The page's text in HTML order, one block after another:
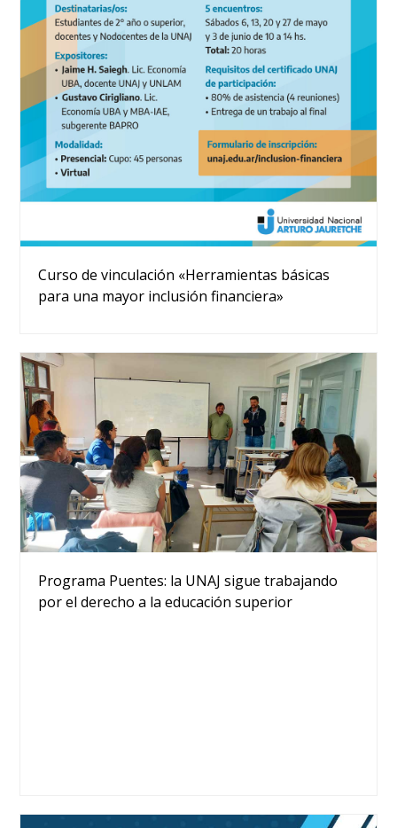
Curso de vinculación «Herramientas básicas
para una mayor inclusión financiera»
Programa Puentes: la UNAJ sigue trabajando
por el derecho a la educación superior